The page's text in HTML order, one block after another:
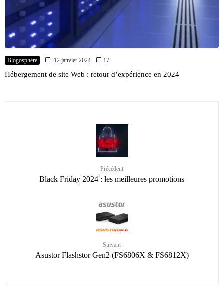
Blogosphère 12 janvier 2024 17
Hébergement de site Web : retour d’expérience en 2024
Précédent
Black Friday 2024 : les meilleures promotions
Suivant
Asustor Flashstor Gen2 (FS6806X & FS6812X)